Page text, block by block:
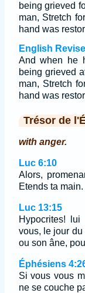
being grieved
man, Stretch
hand was
English
And when he
being grieved
man, Stretch
hand was
Trésor de
with anger.
Luc 6:10
Alors,
Etends ta
Luc 13:15
Hypocrites!
vous, le jour
ou son âne,
Éphésiens
Si vous vous
ne se couche